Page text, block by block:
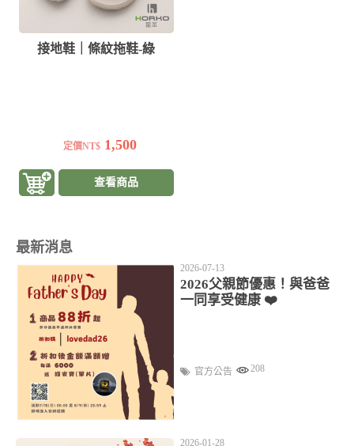
接地鞋｜條紋拖鞋-綠
定價NT$ 1,500
查看商品
最新消息
2026-07-13
2026父親節優惠！與爸爸
一同享受健康 ❤️
官方公告 208
2026-01-28